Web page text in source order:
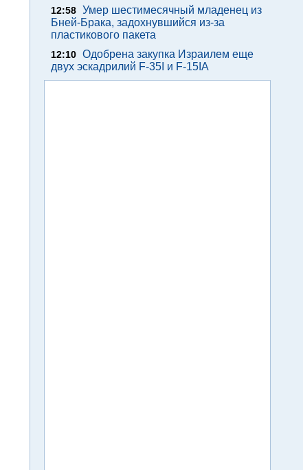
12:58 Умер шестимесячный младенец из
Бней-Брака, задохнувшийся из-за
пластикового пакета
12:10 Одобрена закупка Израилем еще
двух эскадрилий F-35I и F-15IA